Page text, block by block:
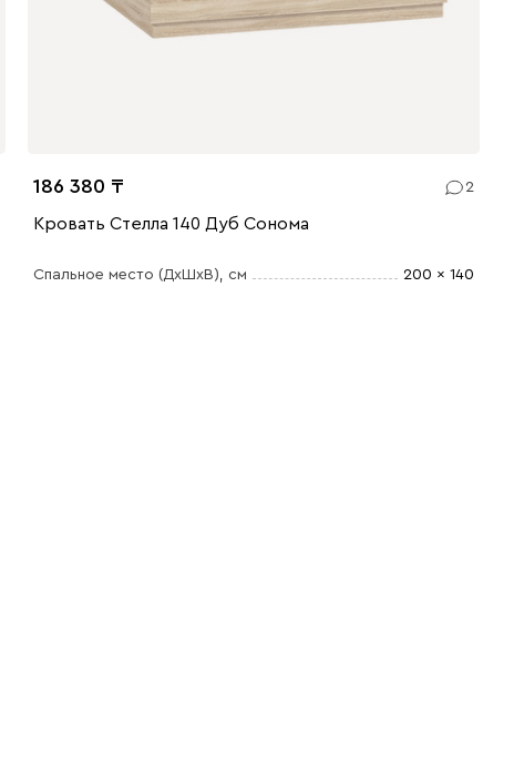
186 380 2
Кровать Стелла 140 Дуб Сонома
Спальное место (ДхШхВ), см 200 x 140